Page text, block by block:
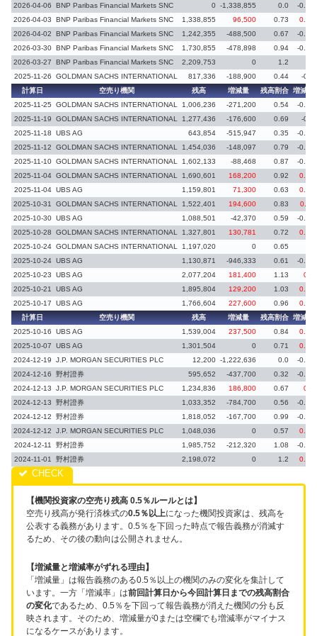
2026-04-06
BNP Paribas Financial Markets SNC 0 -1,338,855 0.0
-0.73
2026-04-03
BNP Paribas Financial Markets SNC 1,338,855 96,500 0.73
0.06
2026-04-02
BNP Paribas Financial Markets SNC 1,242,355 -488,500 0.67
-0.27
2026-03-30 BNP Paribas Financial Markets SNC 1,730,855 -478,898 0.94
-0.26
2026-03-27
BNP Paribas Financial Markets SNC 2,209,753 0
1.2
2025-11-26
GOLDMAN SACHS INTERNATIONAL 817,336 -188,900 0.44
-0.1
計算日
空売り機関 残高 増減量 残高割合 増減率
2025-11-25
GOLDMAN SACHS INTERNATIONAL 1,006,236 -271,200 0.54
-0.15
2025-11-19
GOLDMAN SACHS INTERNATIONAL 1,277,436 -176,600 0.69
-0.1
2025-11-18
UBS AG 643,854 -515,947 0.35
-0.28
2025-11-12
GOLDMAN SACHS INTERNATIONAL 1,454,036 -148,097 0.79
-0.08
2025-11-10 GOLDMAN SACHS INTERNATIONAL 1,602,133 -88,468 0.87
-0.05
2025-11-04 GOLDMAN SACHS INTERNATIONAL 1,690,601 168,200 0.92
0.09
2025-11-04 UBS AG 1,159,801 71,300 0.63
0.04
2025-10-31
GOLDMAN SACHS INTERNATIONAL 1,522,401 194,600 0.83
0.11
2025-10-30 UBS AG 1,088,501 -42,370 0.59
-0.02
2025-10-28
GOLDMAN SACHS INTERNATIONAL 1,327,801 130,781 0.72
0.07
2025-10-24 GOLDMAN SACHS INTERNATIONAL 1,197,020 0
0.65
2025-10-24 UBS AG 1,130,871 -946,333 0.61
-0.52
2025-10-23
UBS AG 2,077,204 181,400 1.13
0.1
2025-10-21
UBS AG 1,895,804 129,200 1.03
0.07
2025-10-17
UBS AG 1,766,604 227,600 0.96
0.12
計算日
空売り機関 残高 増減量 残高割合 増減率
2025-10-16
UBS AG 1,539,004 237,500 0.84
0.13
2025-10-07
UBS AG 1,301,504 0 0.71
0.29
2024-12-19
J.P. MORGAN SECURITIES PLC 12,200 -1,222,636 0.0
-0.67
2024-12-16
野村證券 595,652 -437,700 0.32
-0.24
2024-12-13
J.P. MORGAN SECURITIES PLC 1,234,836 186,800 0.67
0.1
2024-12-13
野村證券 1,033,352 -784,700 0.56
-0.43
2024-12-12
野村證券 1,818,052 -167,700 0.99
-0.09
2024-12-12
J.P. MORGAN SECURITIES PLC 1,048,036 0 0.57
0.25
2024-12-11
野村證券 1,985,752 -212,320 1.08
-0.12
2024-11-01
野村證券 2,198,072 0 1.2 0.01
【機関投資家の空売り残高 0.5％ルールとは】
空売り残高が発行済株式の0.5％以上になった機関投資家は、残高を
公表する義務があります。0.5％を下回った時点で報告義務が消滅す
るため、その後の動向は公開されません。
【増減量と増減率がずれる理由】
「増減量」は報告義務のある0.5％以上の機関のみの変化を集計して
います。一方「増減率」は前回計算日から今回計算日までの残高割合
の変化であるため、0.5％を下回って報告義務が消えた機関の分も反
映されます。そのため、増減量が0または空欄でも増減率がマイナス
になるケースがあります。